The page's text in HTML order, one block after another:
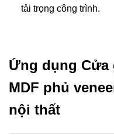
tải trọng công trình.
Ứng dụng Cửa
MDF phủ
nội thất